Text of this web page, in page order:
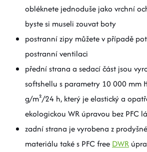
obléknete jednoduše jako vrchní
byste si museli zouvat boty
postranní zipy můžete v případě
postranní ventilaci
přední strana a sedací část jsou
softshellu s parametry 10 000 mm
g/m²/24 h, který je elastický a
ekologickou WR úpravou bez PFC
zadní strana je vyrobena z
materiálu také s PFC free DWR